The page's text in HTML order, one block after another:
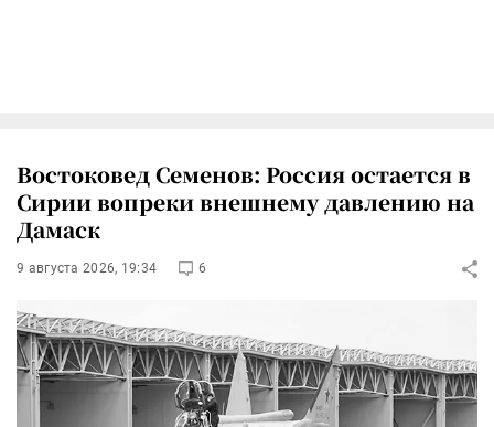
Востоковед Семенов: Россия остается в
Сирии вопреки внешнему давлению на
Дамаск
9 августа 2026, 19:34 6